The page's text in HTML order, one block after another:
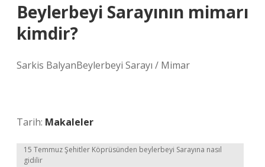
Beylerbeyi Sarayının mimarı
kimdir?
Sarkis BalyanBeylerbeyi Sarayı / Mimar
Tarih: Makaleler
15 Temmuz Şehitler Köprüsünden beylerbeyi Sarayına nasıl
gidilir